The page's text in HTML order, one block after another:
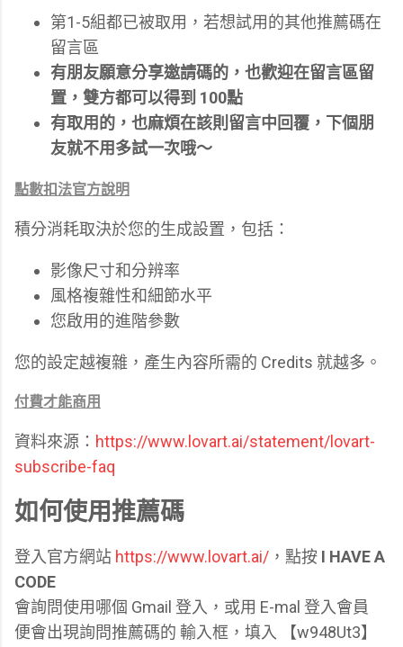
第1-5組都已被取用，若想試用的其他推薦碼在
留言區
有朋友願意分享邀請碼的，也歡迎在留言區留
置，雙方都可以得到 100點
有取用的，也麻煩在該則留言中回覆，下個朋
友就不用多試一次哦～
點數扣法官方說明
積分消耗取決於您的生成設置，包括：
影像尺寸和分辨率
風格複雜性和細節水平
您啟用的進階參數
您的設定越複雜，產生內容所需的 Credits 就越多。
付費才能商用
資料來源： https://www.lovart.ai/statement/lovart-
subscribe-faq
如何使用推薦碼
登入官方網站 https://www.lovart.ai/ ，點按 I HAVE A
CODE
會詢問使用哪個 Gmail 登入，或用 E-mal 登入會員
便會出現詢問推薦碼的 輸入框，填入
【w948Ut3】